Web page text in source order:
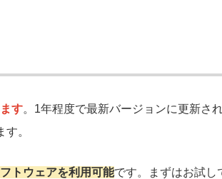
す。1年程度で最新バージョンに更新さ
。
トウェアを利用可能です。まずはお試し